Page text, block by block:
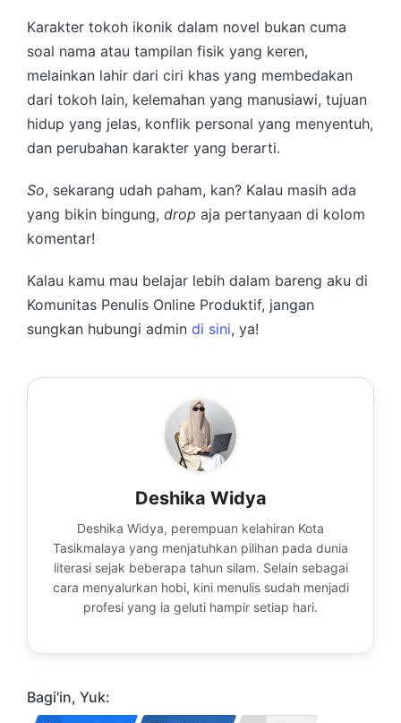
Karakter tokoh ikonik dalam novel bukan cuma
soal nama atau tampilan fisik yang keren,
melainkan lahir dari ciri khas yang membedakan
dari tokoh lain, kelemahan yang manusiawi, tujuan
hidup yang jelas, konflik personal yang menyentuh,
dan perubahan karakter yang berarti.
So, sekarang udah paham, kan? Kalau masih ada
yang bikin bingung, drop aja pertanyaan di kolom
komentar!
Kalau kamu mau belajar lebih dalam bareng aku di
Komunitas Penulis Online Produktif, jangan
sungkan hubungi admin di sini, ya!
Deshika Widya
Deshika Widya, perempuan kelahiran Kota
Tasikmalaya yang menjatuhkan pilihan pada dunia
literasi sejak beberapa tahun silam. Selain sebagai
cara menyalurkan hobi, kini menulis sudah menjadi
profesi yang ia geluti hampir setiap hari.
Bagi'in, Yuk: